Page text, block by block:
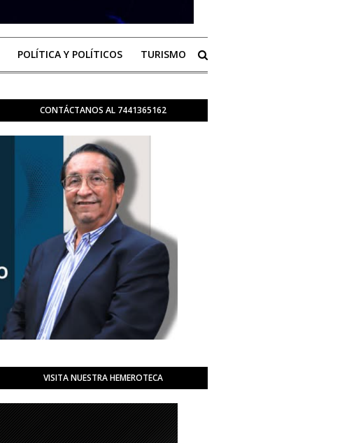
POLÍTICA Y POLÍTICOS TURISMO
CONTÁCTANOS AL 7441365162
VISITA NUESTRA HEMEROTECA